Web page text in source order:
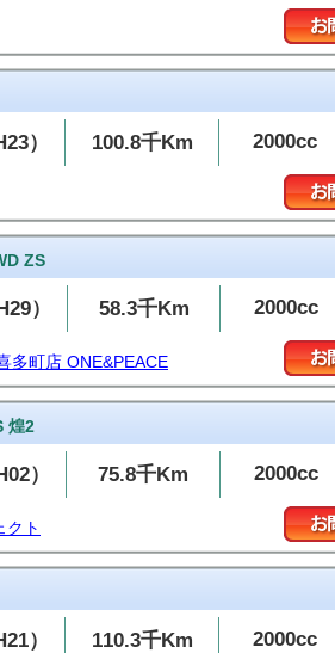
） 100.8千Km 2000cc
ZS
） 58.3千Km 2000cc
多町店 ONE&PEACE
煌2
） 75.8千Km 2000cc
クト
） 110.3千Km 2000cc